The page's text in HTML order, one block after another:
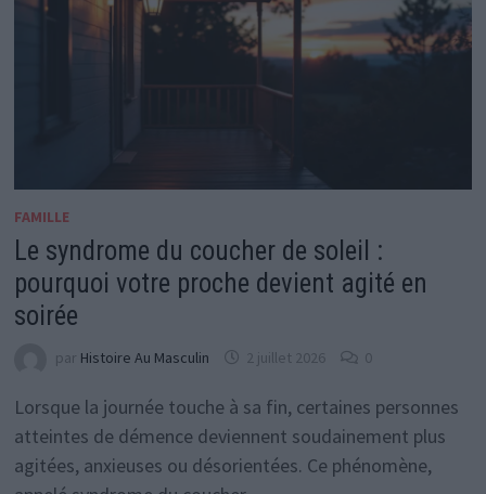
FAMILLE
Le syndrome du coucher de soleil :
pourquoi votre proche devient agité en
soirée
par Histoire Au Masculin 2 juillet 2026 0
Lorsque la journée touche à sa fin, certaines personnes
atteintes de démence deviennent soudainement plus
agitées, anxieuses ou désorientées. Ce phénomène,